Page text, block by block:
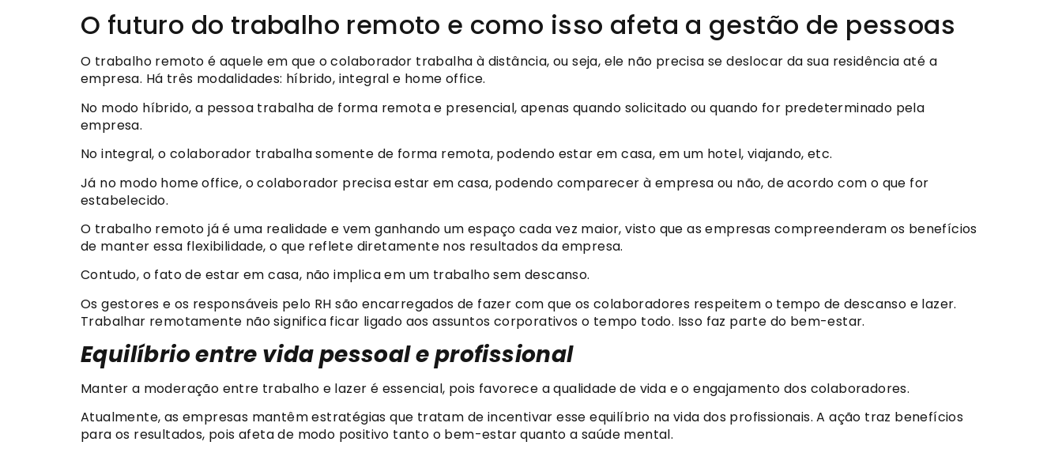
O futuro do trabalho remoto e como isso afeta a gestão de pessoas
O trabalho remoto é aquele em que o colaborador trabalha à distância, ou seja, ele não precisa se deslocar da sua residência até a
empresa. Há três modalidades: híbrido, integral e home office.
No modo híbrido, a pessoa trabalha de forma remota e presencial, apenas quando solicitado ou quando for predeterminado pela
empresa.
No integral, o colaborador trabalha somente de forma remota, podendo estar em casa, em um hotel, viajando, etc.
Já no modo home office, o colaborador precisa estar em casa, podendo comparecer à empresa ou não, de acordo com o que for
estabelecido.
O trabalho remoto já é uma realidade e vem ganhando um espaço cada vez maior, visto que as empresas compreenderam os benefícios
de manter essa flexibilidade, o que reflete diretamente nos resultados da empresa.
Contudo, o fato de estar em casa, não implica em um trabalho sem descanso.
Os gestores e os responsáveis pelo RH são encarregados de fazer com que os colaboradores respeitem o tempo de descanso e lazer.
Trabalhar remotamente não significa ficar ligado aos assuntos corporativos o tempo todo. Isso faz parte do bem-estar.
Equilíbrio entre vida pessoal e profissional
Manter a moderação entre trabalho e lazer é essencial, pois favorece a qualidade de vida e o engajamento dos colaboradores.
Atualmente, as empresas mantêm estratégias que tratam de incentivar esse equilíbrio na vida dos profissionais. A ação traz benefícios
para os resultados, pois afeta de modo positivo tanto o bem-estar quanto a saúde mental.